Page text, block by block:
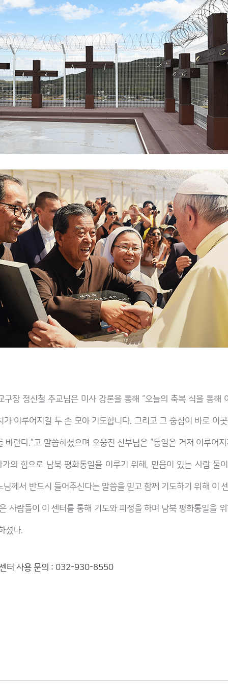
구장 정신철 주교님은 미사 강론을 통해 “오늘의 축복 식을 통해
가 이루어지길 두 손 모아 기도합니다. 그리고 그 중심이 바로 이곳
바란다.”고 말씀하셨으며 오웅진 신부님은 “통일은 거저 이루어
가의 힘으로 남북 평화통일을 이루기 위해, 믿음이 있는 사람 둘
님께서 반드시 들어주신다는 말씀을 믿고 함께 기도하기 위해 이
사람들이 이 센터를 통해 기도와 피정을 하며 남북 평화통일을
셨다.
터 사용 문의 : 032-930-8550